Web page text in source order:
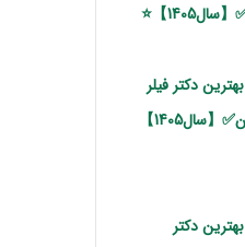
】⭐
تا از بهترین دکتر فیلر
بادی در اصفهان✅【سال1405】
تا از بهترین دکتر